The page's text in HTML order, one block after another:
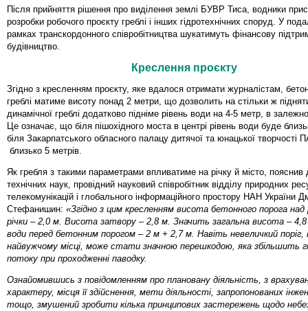
Після прийняття рішення про виділення землі БУВР Тиса, водники
розробки робочого проєкту греблі і інших гідротехнічних споруд. У
рамках транскордонного співробітництва шукатимуть фінансову
будівництво.
Креслення проєкту
Згідно з кресленням проєкту, яке вдалося отримати журналістам,
греблі матиме висоту понад 2 метри, що дозволить на стільки ж
динамічної греблі додатково підніме рівень води на 4-5 метр, в
Це означає, що біля пішохідного моста в центрі рівень води буде
біля Закарпатського обласного палацу дитячої та юнацької творчості
близько 5 метрів.
Як гребля з такими параметрами впливатиме на річку й місто, пояснив
технічних наук, провідний науковий співробітник відділу природних
телекомунікацій і глобального інформаційного простору НАН України
Стефанишин: «Згідно з цим кресленням висота бетонного порога над
річки – 2,0 м. Висота затвору – 2,8 м. Значить загальна висота –
води перед бетонним порогом – 2 м + 2,7 м. Навіть невеличкий
найвужчому місці, може стати значною перешкодою, яка збільшить
потоку при проходженні паводку.
Ознайомившись з повідомленням про плановану діяльність, з
характеру, місця її здійснення, мети діяльності, запропонованих
тощо, змушений зробити кілька принципових застережень щодо